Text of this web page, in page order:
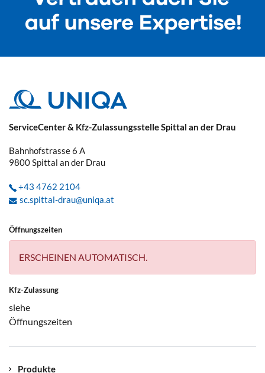
ServiceCenter & Kfz-Zulassungsstelle Spittal an der Drau
Bahnhofstrasse 6 A
9800Spittal an der Drau
+43 4762 2104
sc.spittal-drau@uniqa.at
Öffnungszeiten
ERSCHEINEN AUTOMATISCH.
Kfz-Zulassung
siehe
Öffnungszeiten
Produkte